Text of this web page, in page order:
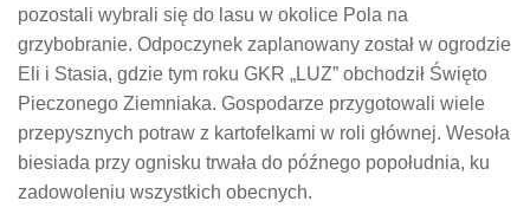
pozostali wybrali się do lasu w okolice Pola na
grzybobranie. Odpoczynek zaplanowany został w ogrodzie
Eli i Stasia, gdzie tym roku GKR „LUZ” obchodził Święto
Pieczonego Ziemniaka. Gospodarze przygotowali wiele
przepysznych potraw z kartofelkami w roli głównej. Wesoła
biesiada przy ognisku trwała do późnego popołudnia, ku
zadowoleniu wszystkich obecnych.